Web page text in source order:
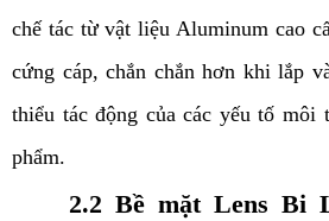
chế tác từ vật liệu Aluminum cao
cứng cáp, chắn chắn hơn khi lắp
thiểu tác động của các yếu tố môi
phẩm.
2.2 Bề mặt Lens Bi